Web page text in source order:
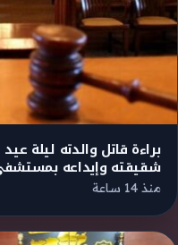
براءة قاتل والدته ليلة
شقيقته وإيداعه
منذ 14 ساعة